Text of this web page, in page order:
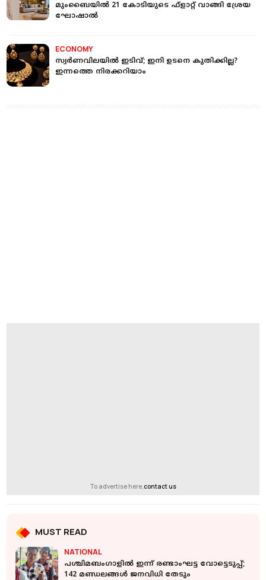
മുംബൈയില്‍ 21 കോടിയുടെ ഫ്‌ളാറ്റ് വാങ്ങി ശ്രേയ
ഘോഷാല്‍
ECONOMY
സ്വര്‍ണവിലയില്‍ ഇടിവ്; ഇനി ഉടനെ കുതിക്കില്ല?
ഇന്നത്തെ നിരക്കറിയാം
To advertise here,contact us
MUST READ
NATIONAL
പ​ശ്ചി​മ​ബം​ഗാ​ളി​ൽ ഇ​ന്ന് ര​ണ്ടാം​ഘ​ട്ട വോ​ട്ടെ​ടു​പ്പ്;
142 മ​ണ്ഡ​ല​ങ്ങ​ൾ ജ​ന​വി​ധി തേ​ടും